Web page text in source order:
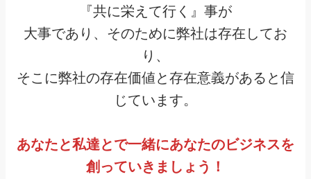
『共に栄えて行く』事が
大事であり、そのために弊社は存在してお
り、
そこに弊社の存在価値と存在意義があると信
じています。
あなたと私達とで一緒にあなたのビジネスを
創っていきましょう！